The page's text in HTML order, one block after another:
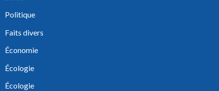
Politique
Faits divers
Économie
Écologie
Écologie